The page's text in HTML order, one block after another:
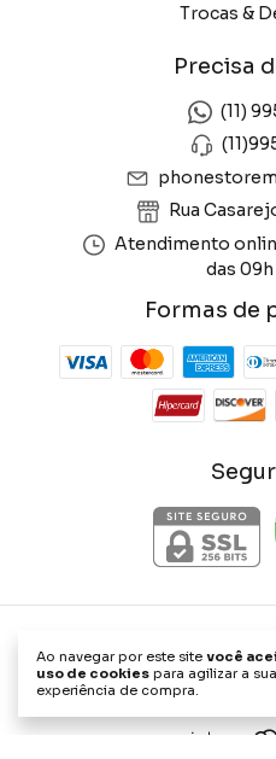
Ao navegar por este site você
uso de cookies para agilizar a sua
experiência de compra.
Trocas &
Precisa
(11)
Rua
Atendimento
das 09h
Formas de
Phone
©2026. Phone Store Shop -